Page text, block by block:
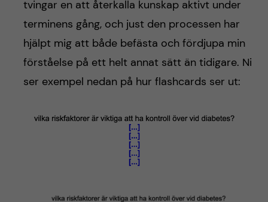
tvingar en att återkalla kunskap aktivt under
terminens gång, och just den processen har
hjälpt mig att både befästa och fördjupa min
förståelse på ett helt annat sätt än tidigare. Ni
ser exempel nedan på hur flashcards ser ut: